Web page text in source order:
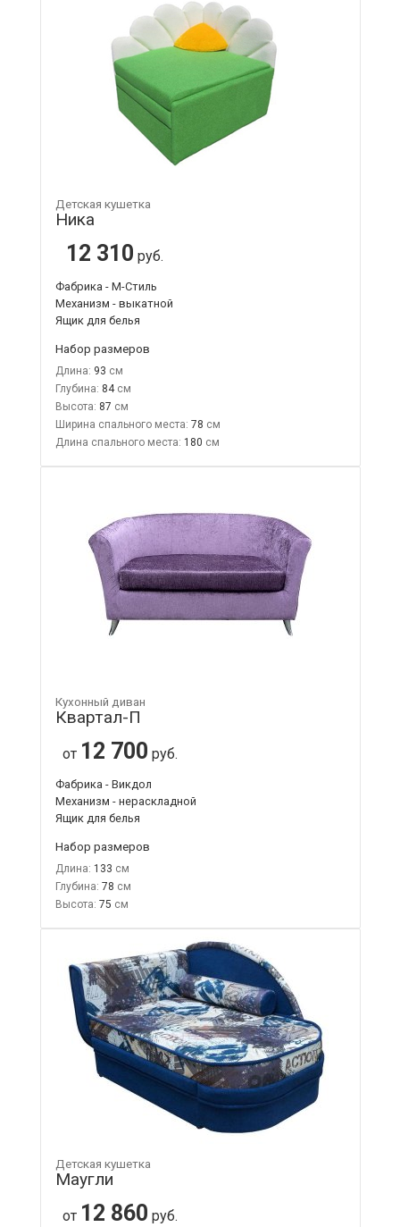
Детская кушетка
Ника
12 310 руб.
Фабрика - М-Стиль
Механизм - выкатной
Ящик для белья
Набор размеров
Длина: 93
Глубина: 84
Высота: 87
Ширина спального места: 78
Длина спального места: 180
Кухонный диван
Квартал-П
от 12 700 руб.
Фабрика - Викдол
Механизм - нераскладной
Ящик для белья
Набор размеров
Длина: 133
Глубина: 78
Высота: 75
Детская кушетка
Маугли
от 12 860 руб.